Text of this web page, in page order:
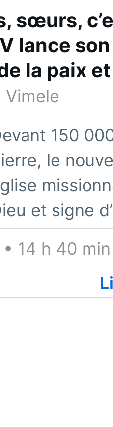
sœurs,
lance
la paix
Vimele
150
le
et signe
14 h 40 min